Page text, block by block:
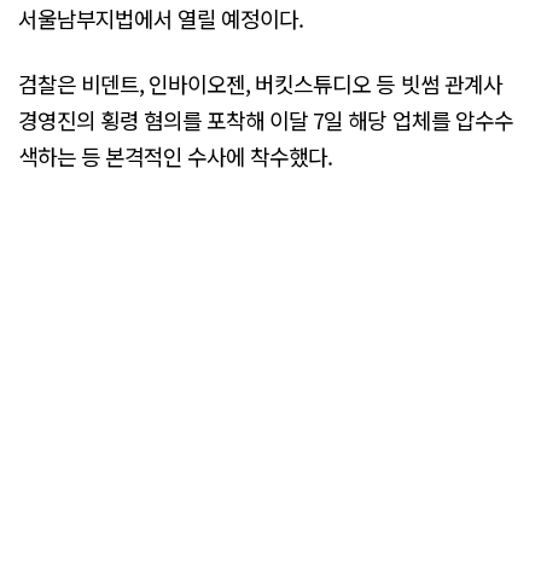
서울남부지법에서 열릴 예정이다.
검찰은 비덴트, 인바이오젠, 버킷스튜디오 등 빗썸 관계사
경영진의 횡령 혐의를 포착해 이달 7일 해당 업체를 압수수
색하는 등 본격적인 수사에 착수했다.